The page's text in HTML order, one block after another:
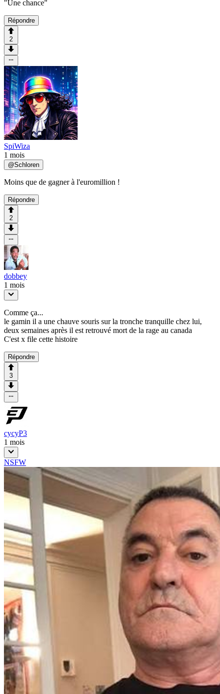
"Une chance"
Répondre
2
SpiWiza
1 mois
@Schloren
Moins que de gagner à l'euromillion !
Répondre
2
dobbey
1 mois
Comme ça...
le gamin il a une chauve souris sur la tronche tranquille chez lui,
deux semaines après il est retrouvé mort de la rage au canada
C'est x file cette histoire
Répondre
3
cycyP3
1 mois
NSFW